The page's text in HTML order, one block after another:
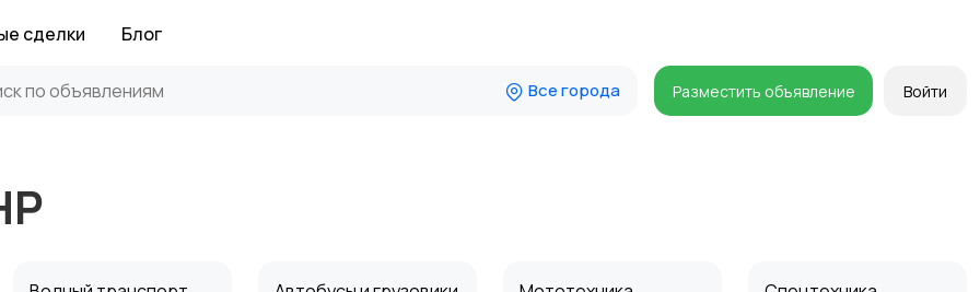
сделки Блог
Все города Разместить объявление Войти